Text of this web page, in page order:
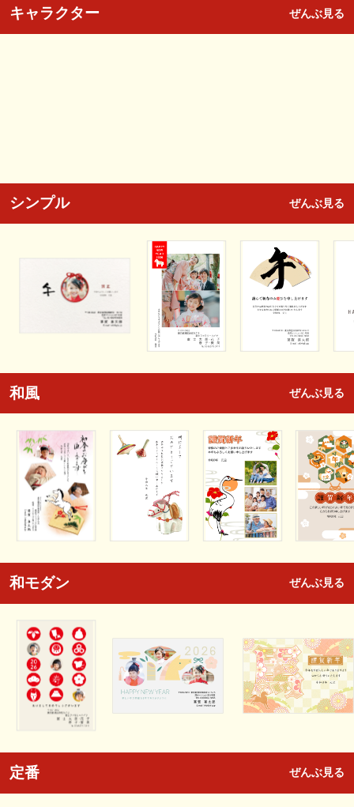
キャラクター ぜんぶ見る
シンプル ぜんぶ見る
和風 ぜんぶ見る
和モダン ぜんぶ見る
定番 ぜんぶ見る